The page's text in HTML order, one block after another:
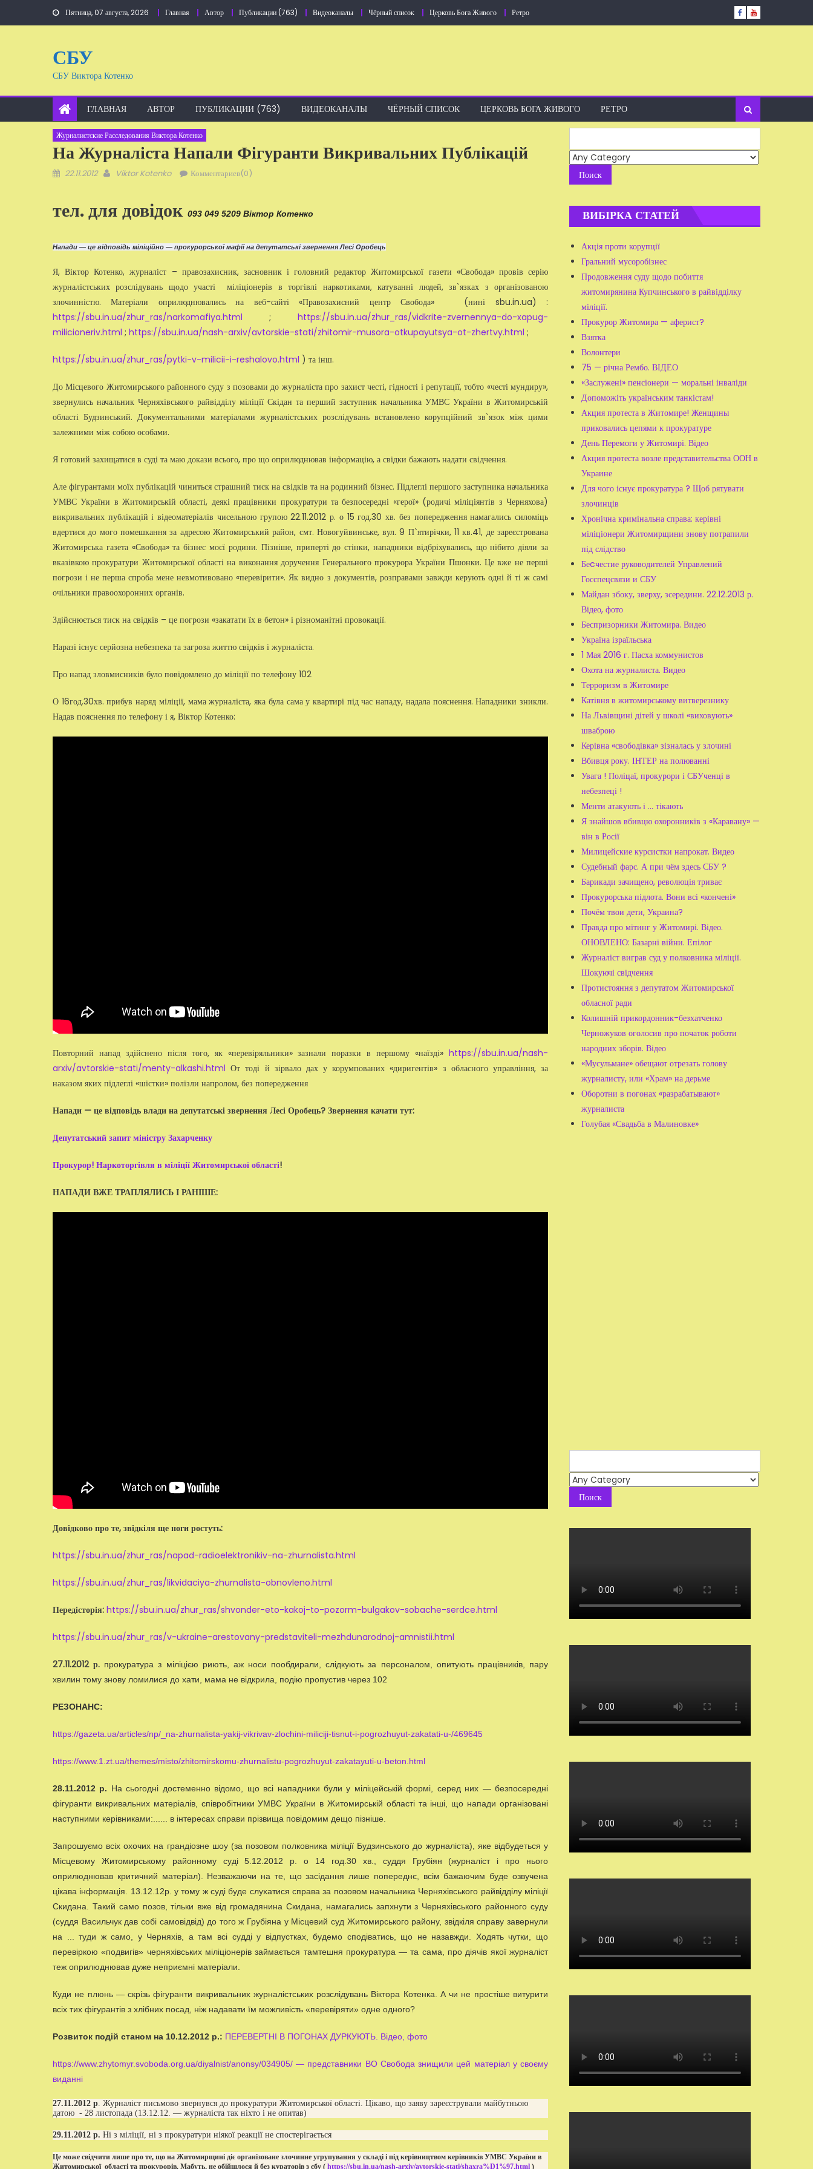
Пятница, 07 августа, 2026 Главная Автор Публикации (763) Видеоканалы Чёрный список Церковь Бога Живого Ретро
СБУ
СБУ Виктора Котенко
ГЛАВНАЯ АВТОР ПУБЛИКАЦИИ (763) ВИДЕОКАНАЛЫ ЧЁРНЫЙ СПИСОК ЦЕРКОВЬ БОГА ЖИВОГО РЕТРО
Журналистские Расследования Виктора Котенко
На Журналіста Напали Фігуранти Викривальних Публікацій
Добавлено
22.11.2012 Автор
Viktor Kotenko Комментариев(0)
тел. для довідок 093 049 5209 Віктор Котенко
Напади — це відповідь міліційно — прокурорської мафії на депутатські звернення Лесі Оробець
Я, Віктор Котенко, журналіст – правозахисник, засновник і головний редактор Житомирської газети «Свобода» провів серію
журналістських розслідувань щодо участі міліціонерів в торгівлі наркотиками, катуванні людей, зв`язках з організованою
злочинністю. Матеріали оприлюднювались на веб-сайті «Правозахисний центр Свобода» (нині sbu.in.ua) :
https://sbu.in.ua/zhur_ras/narkomafiya.html ; https://sbu.in.ua/zhur_ras/vidkrite-zvernennya-do-xapug-
milicioneriv.html ; https://sbu.in.ua/nash-arxiv/avtorskie-stati/zhitomir-musora-otkupayutsya-ot-zhertvy.html ;
https://sbu.in.ua/zhur_ras/pytki-v-milicii-i-reshalovo.html ) та інш.
До Місцевого Житомирського районного суду з позовами до журналіста про захист честі, гідності і репутації, тобто «честі мундиру»,
звернулись начальник Черняхівського райвідділу міліції Скідан та перший заступник начальника УМВС України в Житомирській
області Будзинський. Документальними матеріалами журналістських розслідувань встановлено корупційний зв`язок між цими
залежними між собою особами.
Я готовий захищатися в суді та маю докази всього, про що оприлюднював інформацію, а свідки бажають надати свідчення.
Але фігурантами моїх публікацій чиниться страшний тиск на свідків та на родинний бізнес. Підлеглі першого заступника начальника
УМВС України в Житомирській області, деякі працівники прокуратури та безпосередні «герої» (родичі міліціянтів з Черняхова)
викривальних публікацій і відеоматеріалів чисельною групою 22.11.2012 р. о 15 год.30 хв. без попередження намагались силоміць
вдертися до мого помешкання за адресою Житомирський район, смт. Новогуйвинське, вул. 9 П`ятирічки, 11 кв.41, де зареєстрована
Житомирська газета «Свобода» та бізнес моєї родини. Пізніше, приперті до стінки, нападники відбріхувались, що нібито діяли за
вказівкою прокуратури Житомирської області на виконання доручення Генерального прокурора України Пшонки. Це вже не перші
погрози і не перша спроба мене невмотивовано «перевірити». Як видно з документів, розправами завжди керують одні й ті ж самі
очільники правоохоронних органів.
Здійснюється тиск на свідків – це погрози «закатати їх в бетон» і різноманітні провокації.
Наразі існує серйозна небезпека та загроза життю свідків і журналіста.
Про напад зловмисників було повідомлено до міліції по телефону 102
О 16год.30хв. прибув наряд міліції, мама журналіста, яка була сама у квартирі під час нападу, надала пояснення. Нападники зникли.
Надав пояснення по телефону і я, Віктор Котенко:
Повторний напад здійснено після того, як «перевіряльники» зазнали поразки в першому «наїзді» https://sbu.in.ua/nash-
arxiv/avtorskie-stati/menty-alkashi.html От тоді й зірвало дах у корумпованих «диригентів» з обласного управління, за
наказом яких підлеглі «шістки» полізли напролом, без попередження
Напади — це відповідь влади на депутатські звернення Лесі Оробець? Звернення качати тут:
Депутатський запит міністру Захарченку
Прокурор! Наркоторгівля в міліції Житомирської області!
НАПАДИ ВЖЕ ТРАПЛЯЛИСЬ І РАНІШЕ:
Довідково про те, звідкіля ще ноги ростуть:
https://sbu.in.ua/zhur_ras/napad-radioelektronikiv-na-zhurnalista.html
https://sbu.in.ua/zhur_ras/likvidaciya-zhurnalista-obnovleno.html
Передісторія: https://sbu.in.ua/zhur_ras/shvonder-eto-kakoj-to-pozorm-bulgakov-sobache-serdce.html
https://sbu.in.ua/zhur_ras/v-ukraine-arestovany-predstaviteli-mezhdunarodnoj-amnistii.html
27.11.2012 р. прокуратура з міліцією риють, аж носи пообдирали, слідкують за персоналом, опитують працівників, пару
хвилин тому знову ломилися до хати, мама не відкрила, подію пропустив через 102
РЕЗОНАНС:
https://gazeta.ua/articles/np/_na-zhurnalista-yakij-vikrivav-zlochini-miliciji-tisnut-i-pogrozhuyut-zakatati-u-/469645
https://www.1.zt.ua/themes/misto/zhitomirskomu-zhurnalistu-pogrozhuyut-zakatayuti-u-beton.html
28.11.2012 р. На сьогодні достеменно відомо, що всі нападники були у міліцейській формі, серед них — безпосередні
фігуранти викривальних матеріалів, співробітники УМВС України в Житомирській області та інші, що напади організовані
наступними керівниками:...... в інтересах справи прізвища повідомим дещо пізніше.
Запрошуємо всіх охочих на грандіозне шоу (за позовом полковника міліції Будзинського до журналіста), яке відбудеться у
Місцевому Житомирському районному суді 5.12.2012 р. о 14 год.30 хв., суддя Грубіян (журналіст і про нього
оприлюднював критичний матеріал). Незважаючи на те, що засідання лише попереднє, всім бажаючим буде озвучена
цікава інформація. 13.12.12р. у тому ж суді буде слухатися справа за позовом начальника Черняхівського райвідділу міліції
Скидана. Такий само позов, тільки вже від громадянина Скидана, намагались запхнути з Черняхівського районного суду
(суддя Васильчук дав собі самовідвід) до того ж Грубіяна у Місцевий суд Житомирського району, звідкіля справу завернули
на ... туди ж само, у Черняхів, а там всі судді у відпустках, будемо сподіватись, що не назавжди. Ходять чутки, що
перевіркою «подвигів» черняхівських міліціонерів займається тамтешня прокуратура — та сама, про діячів якої журналіст
теж оприлюднював дуже неприємні матеріали.
Куди не плюнь — скрізь фігуранти викривальних журналістських розслідувань Віктора Котенка. А чи не простіше витурити
всіх тих фігурантів з хлібних посад, ніж надавати їм можливість «перевіряти» одне одного?
Розвиток подій станом на 10.12.2012 р.: ПЕРЕВЕРТНІ В ПОГОНАХ ДУРКУЮТЬ. Відео, фото
https://www.zhytomyr.svoboda.org.ua/diyalnist/anonsy/034905/ — представники ВО Свобода знищили цей матеріал у своєму
виданні
27.11.2012 р. Журналіст письмово звернувся до прокуратури Житомирської області. Цікаво, що заяву зареєстрували майбутньою
датою - 28 листопада (13.12.12. — журналіста так ніхто і не опитав)
29.11.2012 р. Ні з міліції, ні з прокуратури ніякої реакції не спостерігається
Це може свідчити лише про те, що на Житомирщині діє організоване злочинне угрупування у складі і під керівництвом керівників УМВС України в
Житомирської області та прокурорів. Мабуть, не обійшлося й без кураторів з сбу ( https://sbu.in.ua/nash-arxiv/avtorskie-stati/shaxra%D1%97.html )
for:
ВИБІРКА СТАТЕЙ
Акція проти корупції
Гральний мусоробізнес
Продовження суду щодо побиття
житомирянина Купчинського в райвідділку
міліції.
Прокурор Житомира — аферист?
Взятка
Волонтери
75 — річна Рембо. ВІДЕО
«Заслужені» пенсіонери — моральні інваліди
Допоможіть українським танкістам!
Акция протеста в Житомире! Женщины
приковались цепями к прокуратуре
День Перемоги у Житомирі. Відео
Акция протеста возле представительства ООН в
Украине
Для чого існує прокуратура ? Щоб рятувати
злочинців
Хронічна кримінальна справа: керівні
міліціонери Житомирщини знову потрапили
під слідство
Беcчестие руководителей Управлений
Госспецсвязи и СБУ
Майдан збоку, зверху, зсередини. 22.12.2013 р.
Відео, фото
Беспризорники Житомира. Видео
Україна ізраїльська
1 Мая 2016 г. Пасха коммунистов
Охота на журналиста. Видео
Терроризм в Житомире
Катівня в житомирському витверезнику
На Львівщині дітей у школі «виховують»
шваброю
Керівна «свободівка» зізналась у злочині
Вбивця року. ІНТЕР на полюванні
Увага ! Поліцаї, прокурори і СБУченці в
небезпеці !
Менти атакують і ... тікають
Я знайшов вбивцю охоронників з «Каравану» —
він в Росії
Милицейские курсистки напрокат. Видео
Судебный фарс. А при чём здесь СБУ ?
Барикади зачищено, революція триває
Прокурорська підлота. Вони всі «кончені»
Почём твои дети, Украина?
Правда про мітинг у Житомирі. Відео.
ОНОВЛЕНО: Базарні війни. Епілог
Журналіст виграв суд у полковника міліції.
Шокуючі свідчення
Протистояння з депутатом Житомирської
обласної ради
Колишній прикордонник-безхатченко
Черножуков оголосив про початок роботи
народних зборів. Відео
«Мусульмане» обещают отрезать голову
журналисту, или «Храм» на дерьме
Оборотни в погонах «разрабатывают»
журналиста
Голубая «Свадьба в Малиновке»
for: